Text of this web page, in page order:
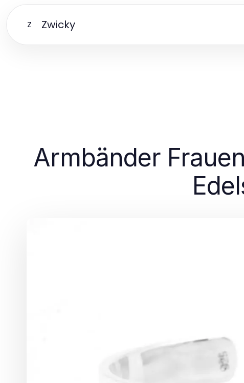
Z Zwicky
Armbänder